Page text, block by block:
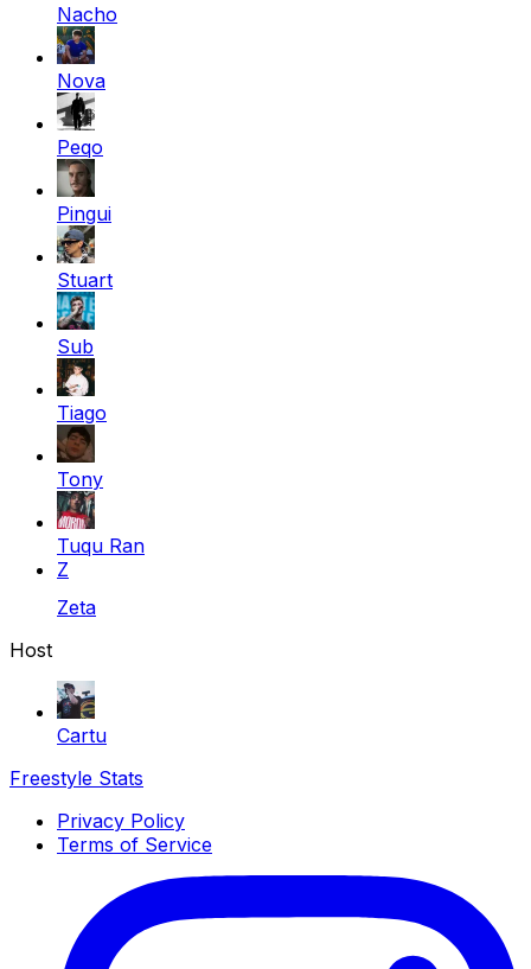
Nacho
Nova
Peqo
Pingui
Stuart
Sub
Tiago
Tony
Tuqu Ran
Z
Zeta
Host
Cartu
Freestyle Stats
Privacy Policy
Terms of Service